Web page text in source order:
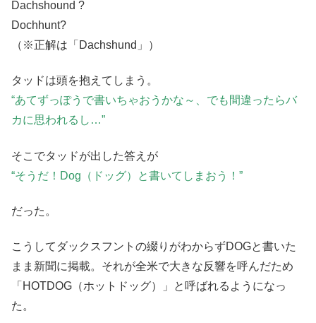
Dachshound ?
Dochhunt?
（※正解は「Dachshund」）
タッドは頭を抱えてしまう。
“あてずっぽうで書いちゃおうかな～、でも間違ったらバ
カに思われるし…”
そこでタッドが出した答えが
“そうだ！Dog（ドッグ）と書いてしまおう！”
だった。
こうしてダックスフントの綴りがわからずDOGと書いた
まま新聞に掲載。それが全米で大きな反響を呼んだため
「HOTDOG（ホットドッグ）」と呼ばれるようになっ
た。